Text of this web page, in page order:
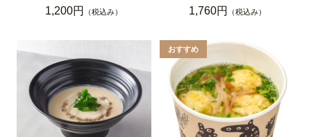
1,200円
（税込み）
1,760円
（税込み）